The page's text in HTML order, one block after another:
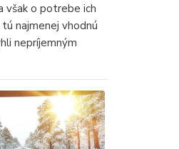
však o potrebe ich
najmenej vhodnú
nepríjemným